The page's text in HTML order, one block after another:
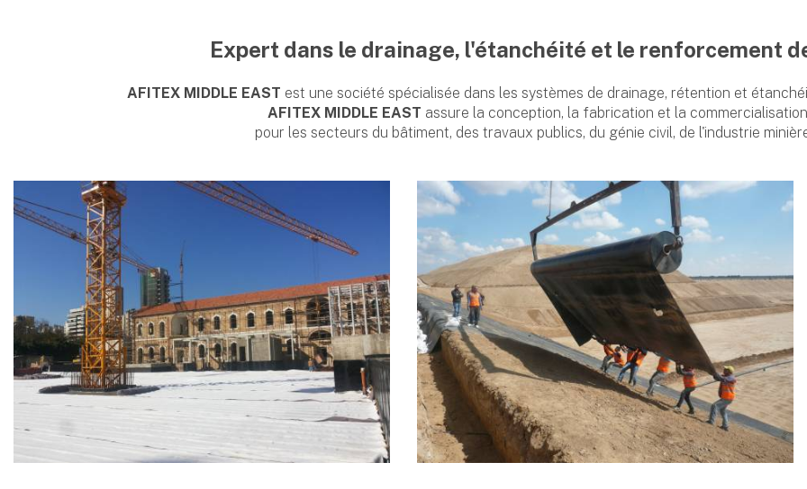
Expert dans le drainage, l'étanchéité et le renforcement
AFITEX MIDDLE EAST est une société spécialisée dans les systèmes de drainage, rétention et
AFITEX MIDDLE EAST assure la conception, la fabrication et la
pour les secteurs du bâtiment, des travaux publics, du génie civil, de l'industrie